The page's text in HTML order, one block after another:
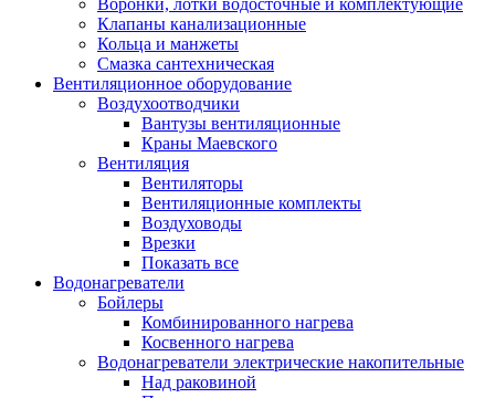
Воронки, лотки водосточные и комплектующие
Клапаны канализационные
Кольца и манжеты
Смазка сантехническая
Вентиляционное оборудование
Воздухоотводчики
Вантузы вентиляционные
Краны Маевского
Вентиляция
Вентиляторы
Вентиляционные комплекты
Воздуховоды
Врезки
Показать все
Водонагреватели
Бойлеры
Комбинированного нагрева
Косвенного нагрева
Водонагреватели электрические накопительные
Над раковиной